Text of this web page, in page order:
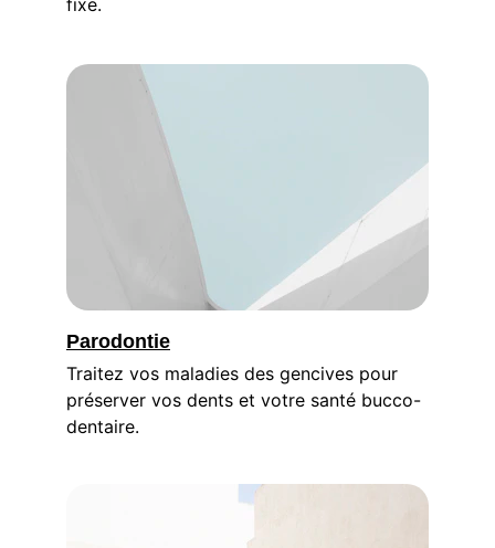
fixe.
Parodontie
Traitez vos maladies des gencives pour
préserver vos dents et votre santé bucco-
dentaire.